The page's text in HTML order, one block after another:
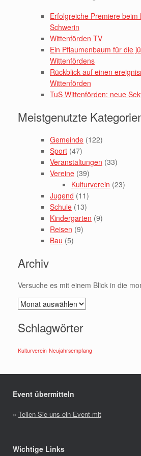
Erfolgreiche Premiere
Schwerin
Wittenförden TV
Ein Pflaumenbaum für die
Wittenfördens
Rückblick auf einen
Wittenförden
TuS Wittenförden: neue
Meistgenutzte
Gemeinde (122)
Sport (47)
Veranstaltungen (33)
Vereine (39)
Kulturverein (23)
Jugend (11)
Schule (13)
Kindergarten (9)
Reisen (9)
Bau (5)
Archiv
Versuche es mit einem Blick in die
Archiv
Schlagwörter
Kulturverein Neujahrsempfang
Event übermitteln
» Teilen Sie uns ein Event mit
Wichtige Links